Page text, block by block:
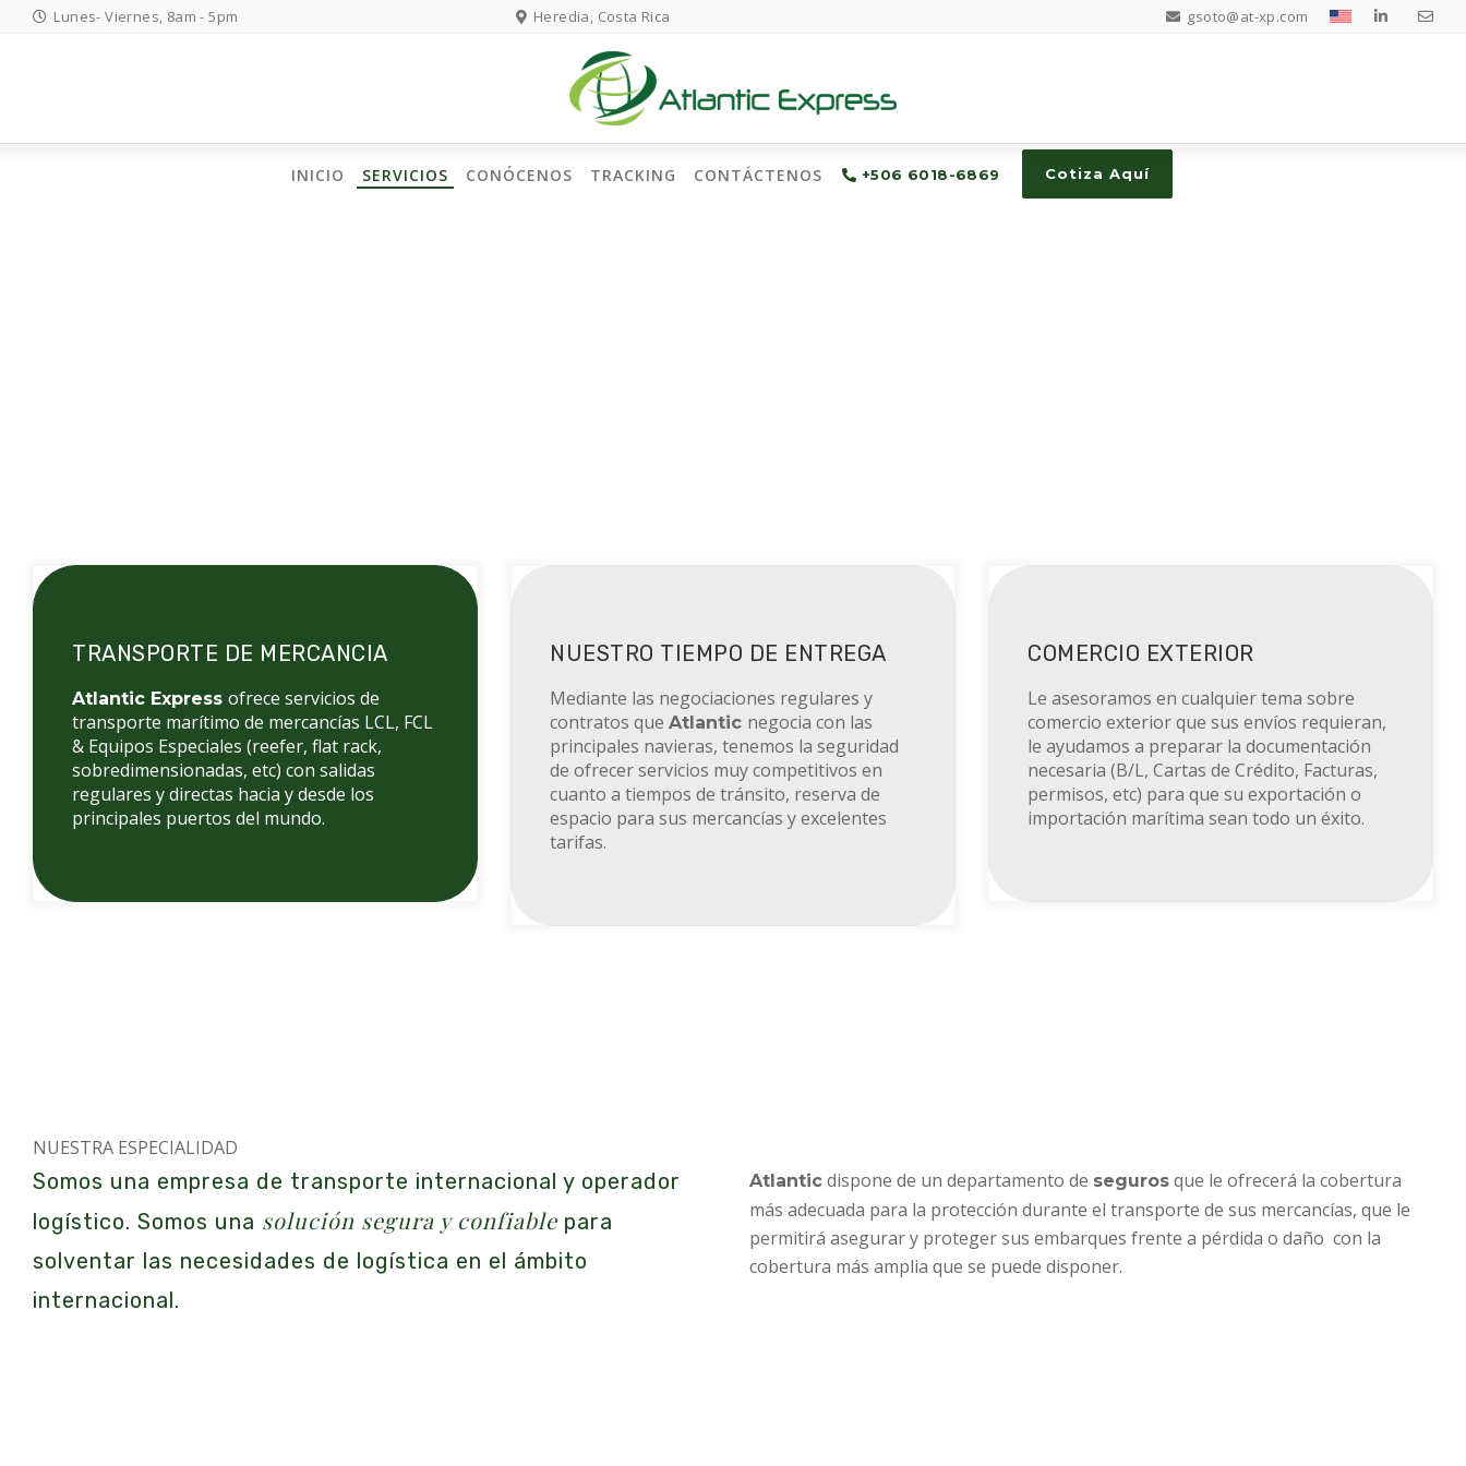
Lunes- Viernes, 8am - 5pm Heredia, Costa Rica gsoto@at-xp.com
INICIO SERVICIOS CONÓCENOS TRACKING CONTÁCTENOS +506 6018-6869 Cotiza Aquí
TRANSPORTE DE MERCANCIA
Atlantic Express ofrece servicios de
transporte marítimo de mercancías LCL, FCL
& Equipos Especiales (reefer, flat rack,
sobredimensionadas, etc) con salidas
regulares y directas hacia y desde los
principales puertos del mundo.
NUESTRO TIEMPO DE ENTREGA
Mediante las negociaciones regulares y
contratos que Atlantic negocia con las
principales navieras, tenemos la seguridad
de ofrecer servicios muy competitivos en
cuanto a tiempos de tránsito, reserva de
espacio para sus mercancías y excelentes
tarifas.
COMERCIO EXTERIOR
Le asesoramos en cualquier tema sobre
comercio exterior que sus envíos requieran,
le ayudamos a preparar la documentación
necesaria (B/L, Cartas de Crédito, Facturas,
permisos, etc) para que su exportación o
importación marítima sean todo un éxito.
NUESTRA ESPECIALIDAD
Somos una empresa de transporte internacional y operador
logístico. Somos una solución segura y confiable para
solventar las necesidades de logística en el ámbito
internacional.
Atlantic dispone de un departamento de seguros que le ofrecerá la cobertura
más adecuada para la protección durante el transporte de sus mercancías, que le
permitirá asegurar y proteger sus embarques frente a pérdida o daño con la
cobertura más amplia que se puede disponer.